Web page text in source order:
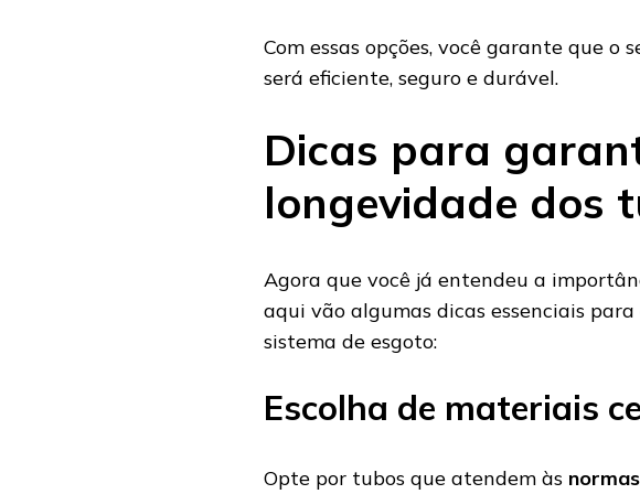
Com essas opções, você garante que o
será eficiente, seguro e durável.
Dicas para
longevidade dos
Agora que você já entendeu a
aqui vão algumas dicas essenciais
sistema de esgoto:
Escolha de materiais
Opte por tubos que atendem às